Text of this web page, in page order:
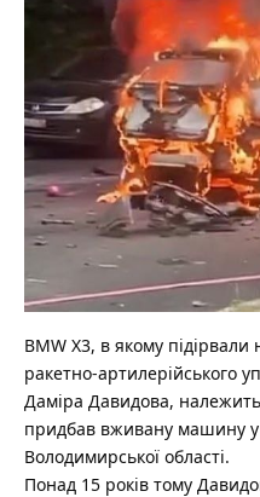
BMW X3, в якому
ракетно-артилерійського
Даміра Давидова,
придбав вживану машину у
Володимирської області.
Понад 15 років тому